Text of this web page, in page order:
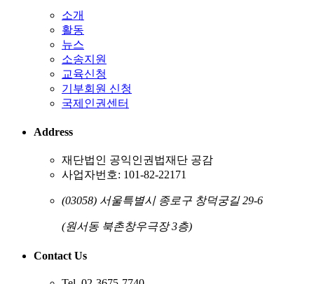
소개
활동
뉴스
소송지원
교육신청
기부회원 신청
국제인권센터
Address
재단법인 공익인권법재단 공감
사업자번호: 101-82-22171
(03058) 서울특별시 종로구 창덕궁길 29-6
(원서동 북촌창우극장 3층)
Contact Us